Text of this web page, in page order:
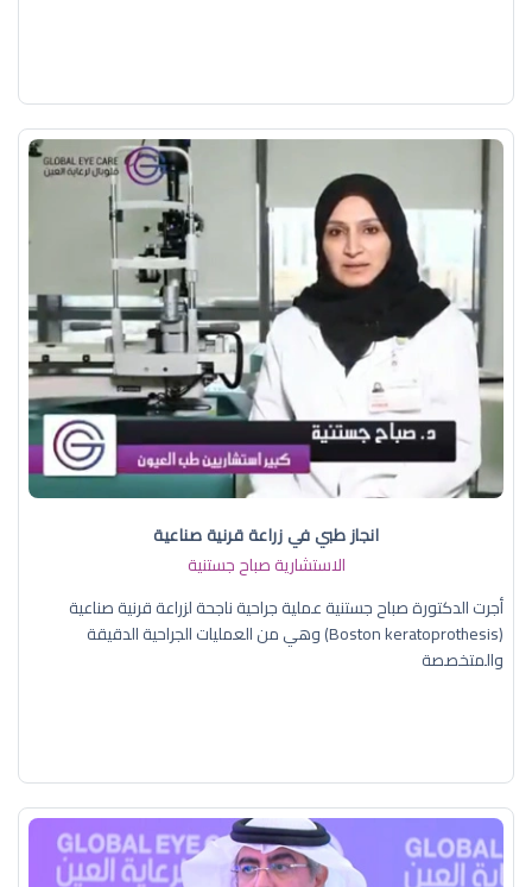
انجاز طبي في زراعة قرنية صناعية
الاستشارية صباح جستنية
أجرت الدكتورة صباح جستنية عملية جراحية ناجحة لزراعة قرنية صناعية
(Boston keratoprothesis) وهي من العمليات الجراحية الدقيقة
والمتخصصة